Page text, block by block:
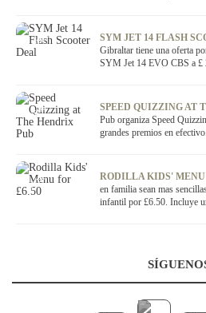
SYM JET 14 FLASH
Gibraltar tiene una oferta
SYM Jet 14 EVO CBS a £
OFERTA
SPEED QUIZZING AT
Pub organiza Speed
grandes premios en
OFERTA
RODILLA KIDS' MENU
en familia sean mas
infantil por £6.50. Incluye
OFERTA